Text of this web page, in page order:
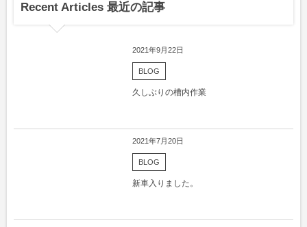
Recent Articles 最近の記事
2021年9月22日
BLOG
久しぶりの槽内作業
2021年7月20日
BLOG
新車入りました。